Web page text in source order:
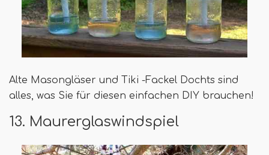
Alte Masongläser und Tiki -Fackel Dochts sind
alles, was Sie für diesen einfachen DIY brauchen!
13. Maurerglaswindspiel